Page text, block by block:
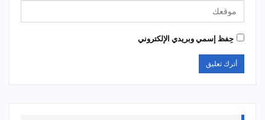
حِفظ إسمي وبريدي الإلكتروني